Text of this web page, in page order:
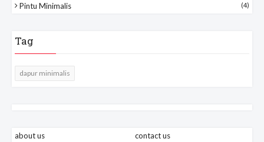
Pintu Minimalis (4)
Tag
dapur minimalis
about us contact us